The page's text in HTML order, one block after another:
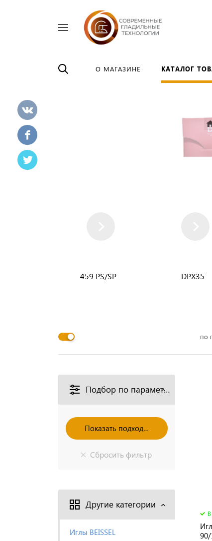
О МАГАЗИНЕ КАТАЛОГ
459 PS/SP DPX35
по
Подбор по параметрам
Другие категории
Иглы BEISSEL